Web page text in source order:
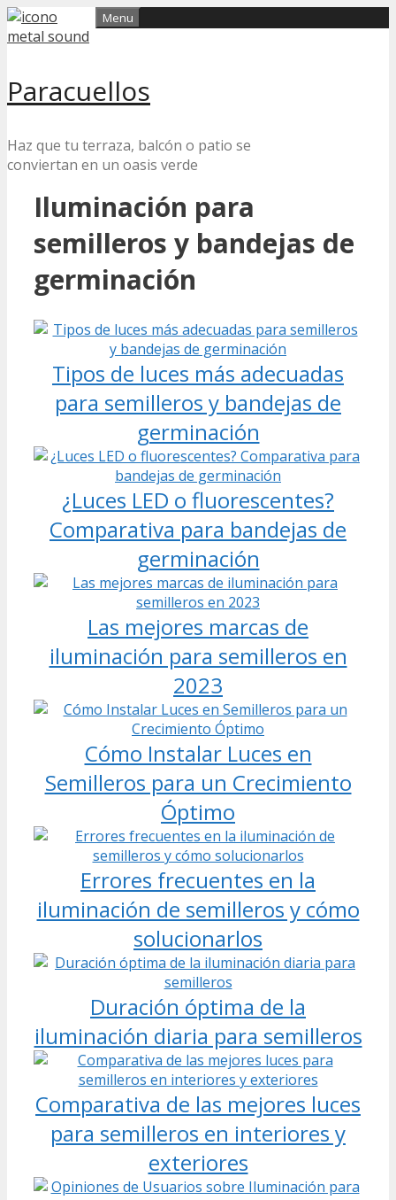
Skip
to
Paracuellos
Haz que tu terraza, balcón o patio se
conviertan en un oasis verde
Menu
Iluminación para
semilleros y bandejas de
germinación
Tipos de luces más adecuadas
para semilleros y bandejas de
germinación
¿Luces LED o fluorescentes?
Comparativa para bandejas de
germinación
Las mejores marcas de
iluminación para semilleros en
2023
Cómo Instalar Luces en
Semilleros para un Crecimiento
Óptimo
Errores frecuentes en la
iluminación de semilleros y cómo
solucionarlos
Duración óptima de la
iluminación diaria para semilleros
Comparativa de las mejores luces
para semilleros en interiores y
exteriores